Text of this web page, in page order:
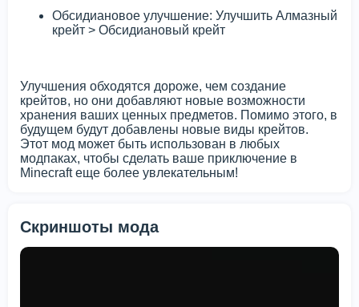
Обсидиановое улучшение: Улучшить Алмазный
крейт > Обсидиановый крейт
Улучшения обходятся дороже, чем создание
крейтов, но они добавляют новые возможности
хранения ваших ценных предметов. Помимо этого, в
будущем будут добавлены новые виды крейтов.
Этот мод может быть использован в любых
модпаках, чтобы сделать ваше приключение в
Minecraft еще более увлекательным!
Скриншоты мода